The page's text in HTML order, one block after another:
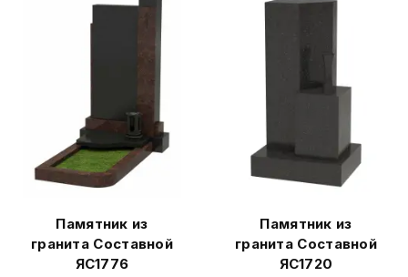
Памятник из
гранита Составной
ЯС1776
Памятник из
гранита Составной
ЯС1720